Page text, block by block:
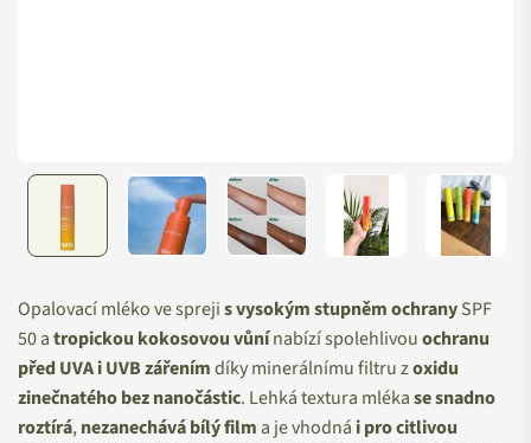
Opalovací mléko ve sprejis vysokým stupněm ochranySPF
50 atropickou kokosovou vůnínabízí spolehlivouochranu
před UVA i UVB zářenímdíky minerálnímu filtru zoxidu
zinečnatého bez nanočástic. Lehká textura mlékase snadno
roztírá,nezanechává bílý film a je vhodná i pro citlivou